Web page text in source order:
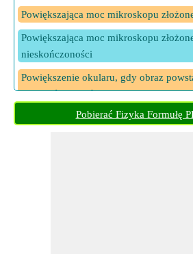
Powiększająca moc mikroskopu
Powiększająca moc mikroskopu
nieskończoności
Powiększenie okularu, gdy obraz
odległości wyraźnego widzenia
Powiększenie soczewki obiektywu, gdy
Pobierać Fizyka Formułę